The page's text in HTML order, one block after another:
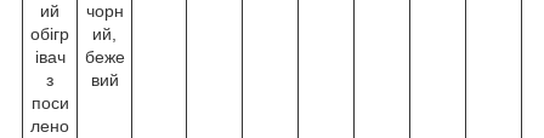
ий
обігр
івач
з
поси
лено
чорн
ий,
беже
вий